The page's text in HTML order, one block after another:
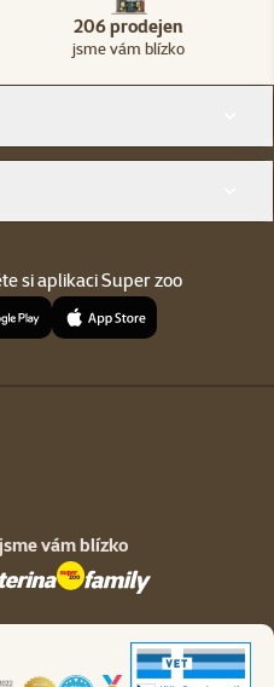
206 prodejen
jsme vám blízko
si aplikaci Super zoo
jsme vám blízko